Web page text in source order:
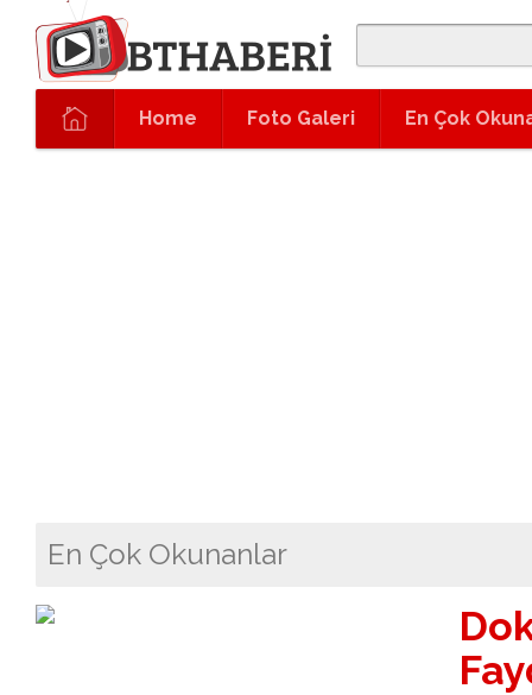
Home Foto Galeri En Çok
En Çok Okunanlar